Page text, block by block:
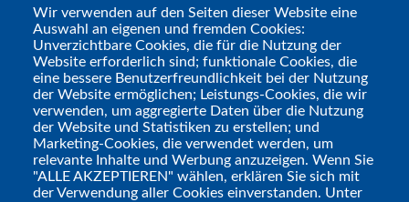
Während der
Hauptrunde könnt ihr
dann den endgültigen
Gewinner bestimmen.
Pro Kategorie und
Runde haben alle
Abstimmenden jeweils
eine Stimme.
Wir verwenden auf den Seiten dieser Website eine
Auswahl an eigenen und fremden Cookies:
Unverzichtbare Cookies, die für die Nutzung der
Website erforderlich sind; funktionale Cookies, die
eine bessere Benutzerfreundlichkeit bei der Nutzung
der Website ermöglichen; Leistungs-Cookies, die wir
verwenden, um aggregierte Daten über die Nutzung
der Website und Statistiken zu erstellen; und
Marketing-Cookies, die verwendet werden, um
relevante Inhalte und Werbung anzuzeigen. Wenn Sie
"ALLE AKZEPTIEREN" wählen, erklären Sie sich mit
der Verwendung aller Cookies einverstanden. Unter